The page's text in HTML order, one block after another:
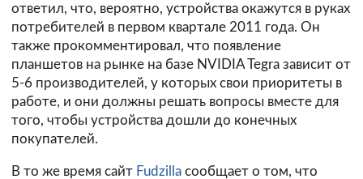
ответил, что, вероятно, устройства окажутся в руках
потребителей в первом квартале 2011 года. Он
также прокомментировал, что появление
планшетов на рынке на базе NVIDIA Tegra зависит от
5-6 производителей, у которых свои приоритеты в
работе, и они должны решать вопросы вместе для
того, чтобы устройства дошли до конечных
покупателей.
В то же время сайт Fudzilla сообщает о том, что